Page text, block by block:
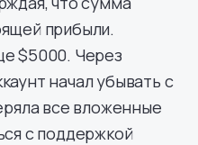
прибыли.
$5000. Через
начал убывать с
все вложенные
с поддержкой